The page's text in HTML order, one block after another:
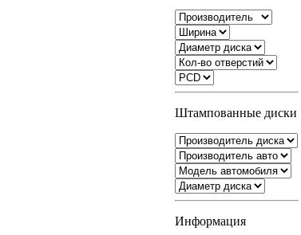
Штампованные диски
Информация